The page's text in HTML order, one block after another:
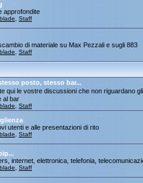
approfondite
blade Staff
di materiale su Max Pezzali e sugli 883
blade Staff
posto, stesso bar...
qui le vostre discussioni che non riguardano
al bar
blade Staff
utenti e alle presentazioni di rito
blade Staff
internet, elettronica, telefonia,
blade Staff